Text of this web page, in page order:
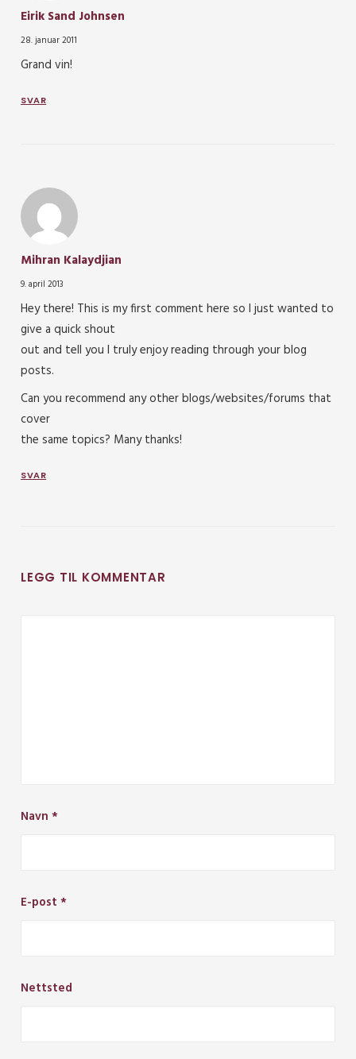
Eirik Sand Johnsen
28. januar 2011
Grand vin!
SVAR
Mihran Kalaydjian
9. april 2013
Hey there! This is my first comment here so I just wanted to
give a quick shout
out and tell you I truly enjoy reading through your blog
posts.
Can you recommend any other blogs/websites/forums that
cover
the same topics? Many thanks!
SVAR
LEGG TIL KOMMENTAR
Navn *
E-post *
Nettsted